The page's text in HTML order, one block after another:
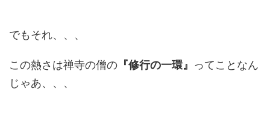
でもそれ、、、
この熱さは禅寺の僧の 『修行の一環』 ってことなん
じゃあ、、、